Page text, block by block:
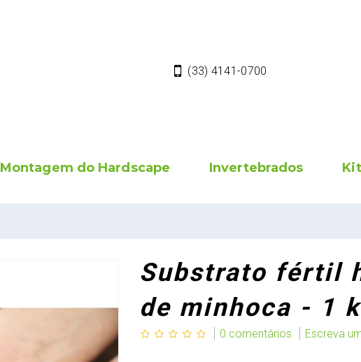
(33) 4141-0700
Montagem do Hardscape Invertebrados
Substrato fértil
de minhoca - 1
0 comentários Escreva